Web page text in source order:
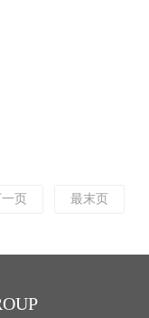
页 最末页